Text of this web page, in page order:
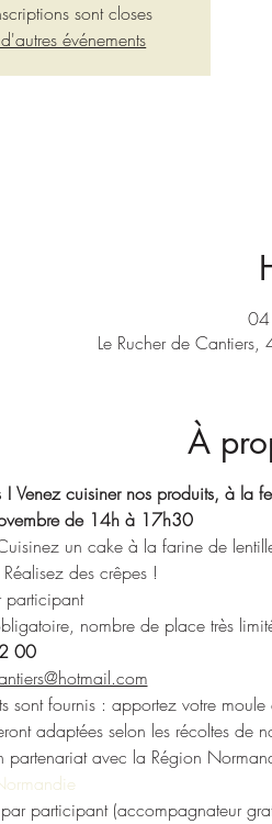
sont closes
événements
Le Rucher de
À
! Venez cuisiner nos produits, à la
de 14h à 17h30
un cake à la farine de
des crêpes !
nombre de place très
00
sont fournis : apportez votre
adaptées selon les récoltes de
partenariat avec la Région
participant (accompagnateur